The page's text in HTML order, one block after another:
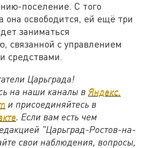
поселение. С того
она освободится, ей ещё три
заниматься
связанной с управлением
средствами.
Царьграда!
на наши каналы вЯндекс.
и присоединяйтесь в
. Если вам есть чем
"Царьград-Ростов-на-
свои наблюдения, вопросы,